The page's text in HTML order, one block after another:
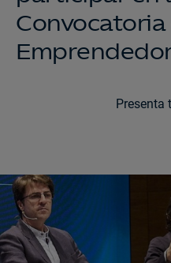
Presenta